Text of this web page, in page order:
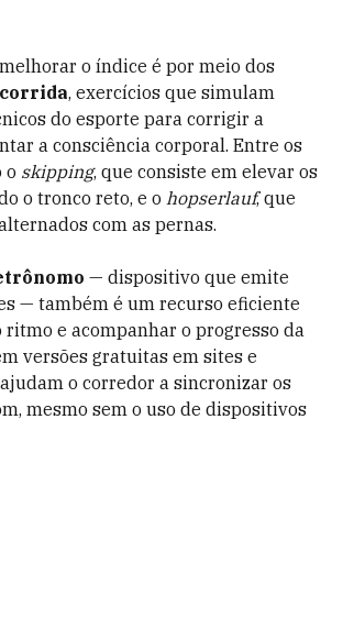
o índice é por meio dos
, exercícios que simulam
do esporte para corrigir a
a consciência corporal. Entre os
o skipping, que consiste em elevar os
o tronco reto, e o hopserlauf, que
com as pernas.
— dispositivo que emite
— também é um recurso eficiente
e acompanhar o progresso da
versões gratuitas em sites e
o corredor a sincronizar os
mesmo sem o uso de dispositivos